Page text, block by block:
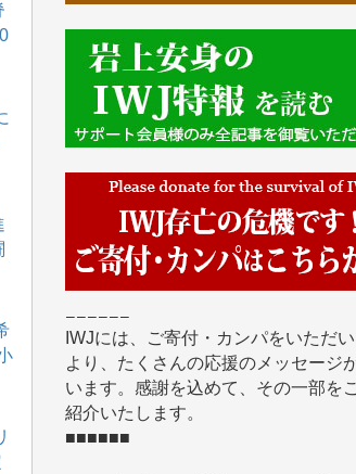
■■■■■■
IWJには、ご寄付・カンパをいただ
より、たくさんの応援のメッセージ
います。感謝を込めて、その一部を
紹介いたします。
■■■■■■
■2026年7月、ご寄付いただいた皆さ